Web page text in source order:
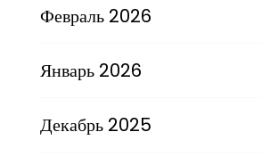
Февраль 2026
Январь 2026
Декабрь 2025